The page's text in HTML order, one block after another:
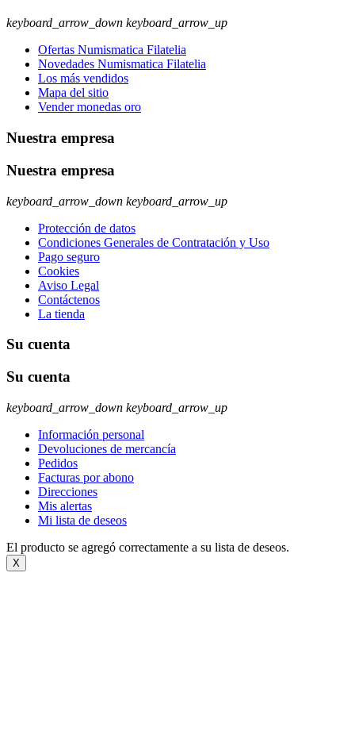
keyboard_arrow_down keyboard_arrow_up
Ofertas Numismatica Filatelia
Novedades Numismatica Filatelia
Los más vendidos
Mapa del sitio
Vender monedas oro
Nuestra empresa
Nuestra empresa
keyboard_arrow_down keyboard_arrow_up
Protección de datos
Condiciones Generales de Contratación y Uso
Pago seguro
Cookies
Aviso Legal
Contáctenos
La tienda
Su cuenta
Su cuenta
keyboard_arrow_down keyboard_arrow_up
Información personal
Devoluciones de mercancía
Pedidos
Facturas por abono
Direcciones
Mis alertas
Mi lista de deseos
El producto se agregó correctamente a su lista de deseos.
X